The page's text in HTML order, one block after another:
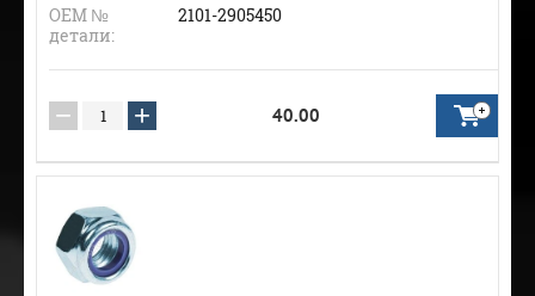
ОЕМ №
детали:
2101-2905450
− + 40.00